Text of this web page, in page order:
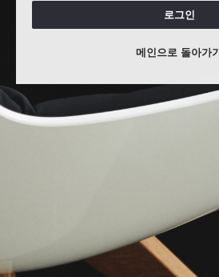
로그인
메인으로 돌아가기